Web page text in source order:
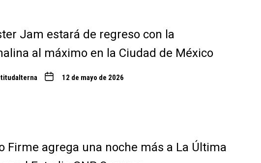
Jam estará de regreso con la
al máximo en la Ciudad de México
12 de mayo de 2026
Firme agrega una noche más a La Última